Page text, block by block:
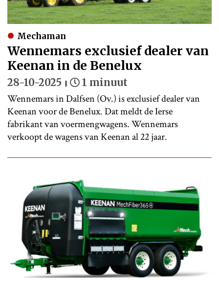
Mechaman
Wennemars exclusief dealer van
Keenan in de Benelux
28-10-2025 1 minuut
Wennemars in Dalfsen (Ov.) is exclusief dealer van
Keenan voor de Benelux. Dat meldt de Ierse
fabrikant van voermengwagens. Wennemars
verkoopt de wagens van Keenan al 22 jaar.